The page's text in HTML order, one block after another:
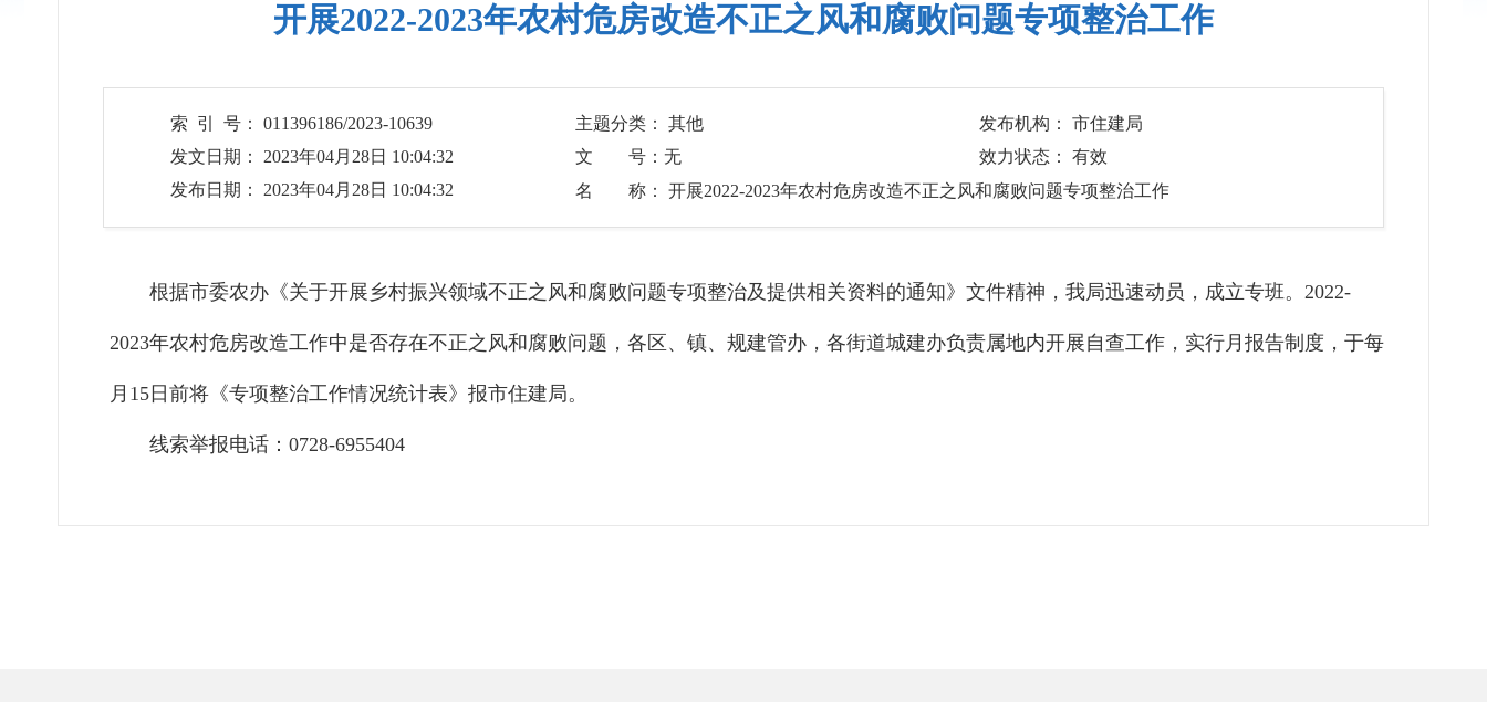
开展2022-2023年农村危房改造不正之风和腐败问题专项整治工作
索 引 号： 011396186/2023-10639 主题分类： 其他
发布机构： 市住建局
发文日期： 2023年04月28日 10:04:32
文 号：无
效力状态： 有效
发布日期： 2023年04月28日 10:04:32
名 称： 开展2022-2023年农村危房改造不正之风和腐败问题专项整治工作
根据市委农办《关于开展乡村振兴领域不正之风和腐败问题专项整治及提供相关资料的通知》文件精神，我局迅速动员，成立专班。 2022-
2023年农村危房改造工作中是否存在不正之风和腐败问题，各区、镇、规建管办，各街道城建办负责属地内开展自查工作，实行月报告制度，于每
月15日前将《专项整治工作情况统计表》报市住建局。
线索举报电话：0728-6955404